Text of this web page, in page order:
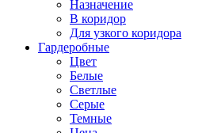
Назначение
В коридор
Для узкого коридора
Гардеробные
Цвет
Белые
Светлые
Серые
Темные